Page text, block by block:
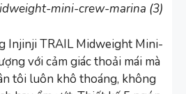
mini-crew-marina (3)
Injinji TRAIL Midweight Mini-
với cảm giác thoải mái mà
tôi luôn khô thoáng, không